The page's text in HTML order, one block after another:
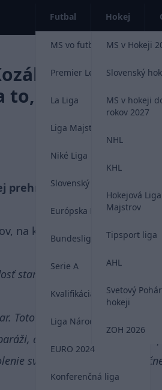
Futbal
MS vo futbale 2026
Premier League
La Liga
Liga Majstrov
Niké Liga
Slovenský futbal
Európska Liga
Bundesliga
Serie A
Kvalifikácia MS 2026
Liga Národov
EURO 2024
Konferenčná liga
Hokej
MS v Hokeji
Slovenský
MS v hokeji
rokov 2027
NHL
KHL
Hokejová Liga
Majstrov
Tipsport liga
AHL
Svetový
hokeji
ZOH 2026
na
aby som veril
Zdieľať:
prehre v Škótsku, ktorá
na ktoré museli hráči čakať
starý na to, aby som veril na
Toto mužstvo má silu a kvalitu.
ale aj neskôr. Je to škoda,
svojej bohatej